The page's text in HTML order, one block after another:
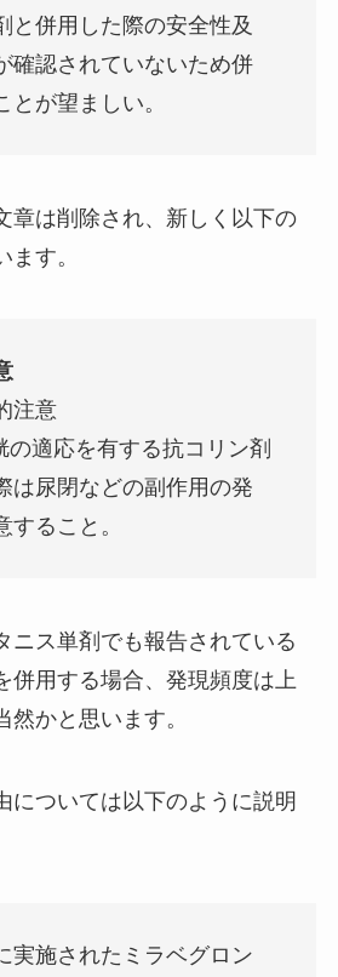
と併用した際の安全性及
確認されていないため併
とが望ましい。
章は削除され、新しく以下の
す。
注意
の適応を有する抗コリン剤
は尿閉などの副作用の発
すること。
ニス単剤でも報告されている
併用する場合、発現頻度は上
かと思います。
については以下のように説明
実施されたミラベグロン